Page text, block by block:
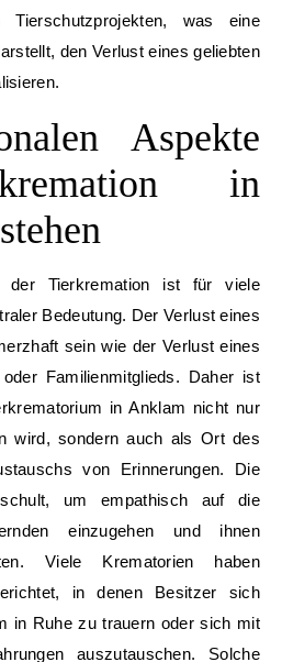
was eine
den Verlust eines geliebten
Aspekte
in
der Tierkremation ist für viele
Bedeutung. Der Verlust eines
sein wie der Verlust eines
Familienmitglieds. Daher ist
in Anklam nicht nur
wird, sondern auch als Ort des
von Erinnerungen. Die
um empathisch auf die
einzugehen und ihnen
Viele Krematorien haben
in denen Besitzer sich
in Ruhe zu trauern oder sich mit
auszutauschen. Solche